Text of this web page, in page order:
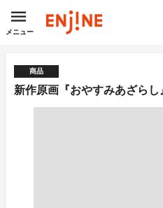
メニュー
商品
新作原画『おやすみあざらし